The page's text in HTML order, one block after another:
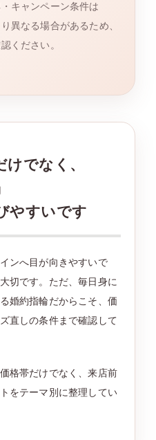
キャンペーン条件は
異なる場合があるため、
ください。
でなく、
やすいです
ンへ目が向きやすいで
切です。ただ、毎日身に
婚約指輪だからこそ、価
直しの条件まで確認して
格帯だけでなく、来店前
をテーマ別に整理してい